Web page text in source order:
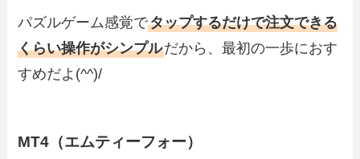
パズルゲーム感覚でタップするだけで注文できる
くらい操作がシンプルだから、最初の一歩におす
すめだよ(^^)/
MT4（エムティーフォー）